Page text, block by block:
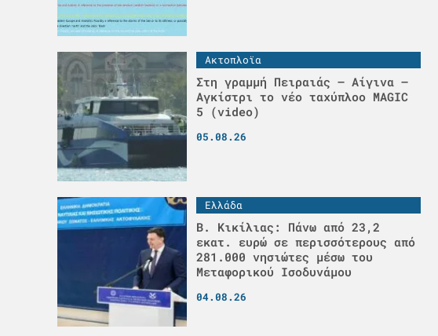
Ακτοπλοϊα
Στη γραμμή Πειραιάς – Αίγινα –
Αγκίστρι το νέο ταχύπλοο MAGIC
5 (video)
05.08.26
Ελλάδα
Β. Κικίλιας: Πάνω από 23,2
εκατ. ευρώ σε περισσότερους από
281.000 νησιώτες μέσω του
Μεταφορικού Ισοδυνάμου
04.08.26